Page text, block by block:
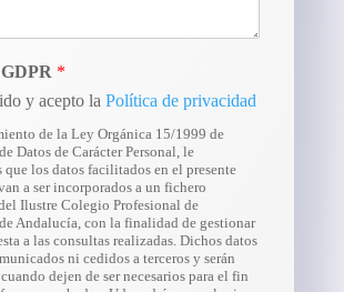
*
y acepto la Política de privacidad
de la Ley Orgánica 15/1999 de
Datos de Carácter Personal, le
que los datos facilitados en el presente
a ser incorporados a un fichero
Ilustre Colegio Profesional de
Andalucía, con la finalidad de gestionar
a las consultas realizadas. Dichos datos
ni cedidos a terceros y serán
dejen de ser necesarios para el fin